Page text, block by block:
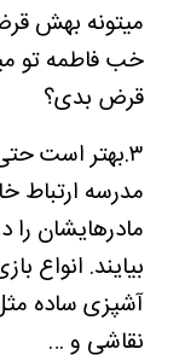
میتونه بهش
خب فاطمه تو
قرض بدی؟
۳.بهتر است
مدرسه ارتباط
مادرهایشان را
بیایند. انواع
آشپزی ساده
نقاشی و …